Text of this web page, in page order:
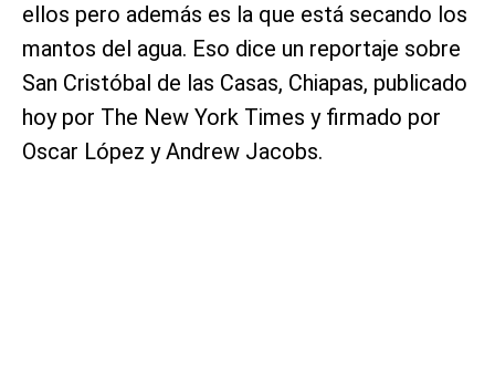
ellos pero además es la que está secando los
mantos del agua. Eso dice un reportaje sobre
San Cristóbal de las Casas, Chiapas, publicado
hoy por The New York Times y firmado por
Oscar López y Andrew Jacobs.